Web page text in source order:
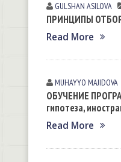
GULSHAN АSILOVА
ПРИНЦИПЫ
Read More
MUHAYYO MAJIDOVA
ОБУЧЕНИЕ
гипотеза,
Read More